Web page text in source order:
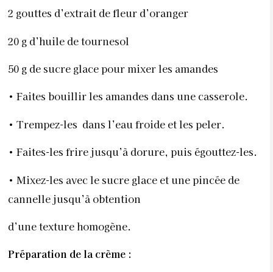
2 gouttes d’extrait de fleur d’oranger
20 g d’huile de tournesol
50 g de sucre glace pour mixer les amandes
• Faites bouillir les amandes dans une casserole.
• Trempez-les dans l’eau froide et les peler.
• Faites-les frire jusqu’à dorure, puis égouttez-les.
• Mixez-les avec le sucre glace et une pincée de
cannelle jusqu’à obtention
d’une texture homogène.
Préparation de la crème :